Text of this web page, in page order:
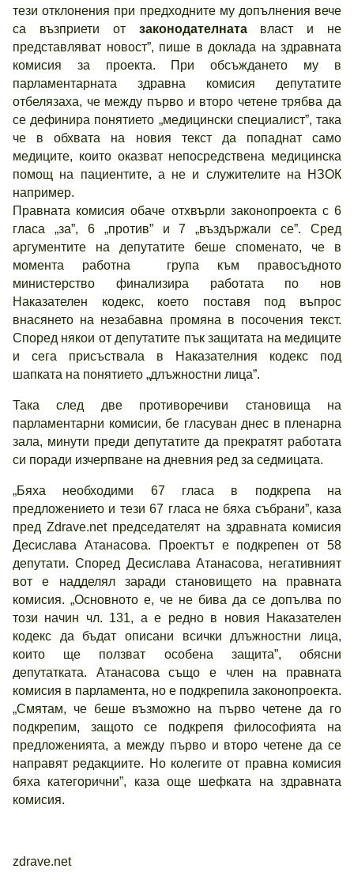
тези отклонения при предходните му допълнения вече
са възприети от законодателната власт и не
представляват новост”, пише в доклада на здравната
комисия за проекта. При обсъждането му в
парламентарната здравна комисия депутатите
отбелязаха, че между първо и второ четене трябва да
се дефинира понятието „медицински специалист”, така
че в обхвата на новия текст да попаднат само
медиците, които оказват непосредствена медицинска
помощ на пациентите, а не и служителите на НЗОК
например.
Правната комисия обаче отхвърли законопроекта с 6
гласа „за”, 6 „против” и 7 „въздържали се”. Сред
аргументите на депутатите беше споменато, че в
момента работна група към правосъдното
министерство финализира работата по нов
Наказателен кодекс, което поставя под въпрос
внасянето на незабавна промяна в посочения текст.
Според някои от депутатите пък защитата на медиците
и сега присъствала в Наказателния кодекс под
шапката на понятието „длъжностни лица”.
Така след две противоречиви становища на
парламентарни комисии, бе гласуван днес в пленарна
зала, минути преди депутатите да прекратят работата
си поради изчерпване на дневния ред за седмицата.
„Бяха необходими 67 гласа в подкрепа на
предложението и тези 67 гласа не бяха събрани”, каза
пред Zdrave.net председателят на здравната комисия
Десислава Атанасова. Проектът е подкрепен от 58
депутати. Според Десислава Атанасова, негативният
вот е надделял заради становището на правната
комисия. „Основното е, че не бива да се допълва по
този начин чл. 131, а е редно в новия Наказателен
кодекс да бъдат описани всички длъжностни лица,
които ще ползват особена защита”, обясни
депутатката. Атанасова също е член на правната
комисия в парламента, но е подкрепила законопроекта.
„Смятам, че беше възможно на първо четене да го
подкрепим, защото се подкрепя философията на
предложенията, а между първо и второ четене да се
направят редакциите. Но колегите от правна комисия
бяха категорични”, каза още шефката на здравната
комисия.
zdrave.net